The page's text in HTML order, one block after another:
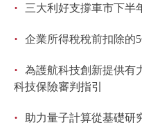
12345網上接訴即辦
參與調查
走進北京
· 三大利好支撐車市下半
· 企業所得稅稅前扣除的
·
為護航科技創新提供有
科技保險審判指引
·
助力量子計算從基礎研